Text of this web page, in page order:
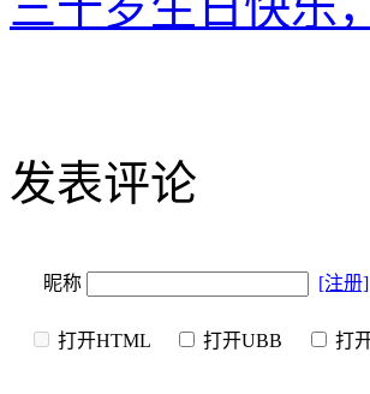
发表评论
昵称 [注册]
打开HTML 打开UBB 打